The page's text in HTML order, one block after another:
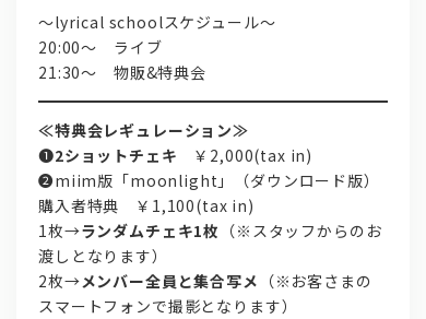
～lyrical schoolスケジュール～
20:00～ ライブ
21:30～ 物販&特典会
≪特典会レギュレーション≫
➊2ショットチェキ ￥2,000(tax in)
➋miim版「moonlight」（ダウンロード版）
購入者特典 ￥1,100(tax in)
1枚→ランダムチェキ1枚 （※スタッフからのお
渡しとなります）
2枚→メンバー全員と集合写メ （※お客さまの
スマートフォンで撮影となります）